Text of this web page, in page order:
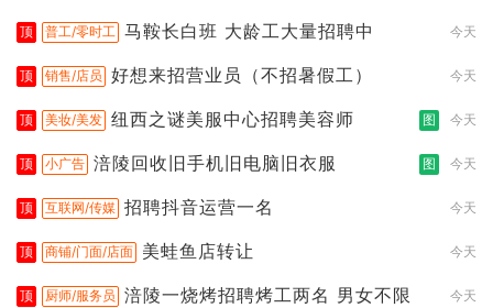
顶 普工/零时工 马鞍长白班 大龄工大量招聘中 今天
顶 销售/店员 好想来招营业员（不招暑假工） 今天
顶 美妆/美发 纽西之谜美服中心招聘美容师 图 今天
顶 小广告 涪陵回收旧手机旧电脑旧衣服 图 今天
顶 互联网/传媒 招聘抖音运营一名 今天
顶 商铺/门面/店面 美蛙鱼店转让 今天
顶 厨师/服务员 涪陵一烧烤招聘烤工两名 男女不限 今天